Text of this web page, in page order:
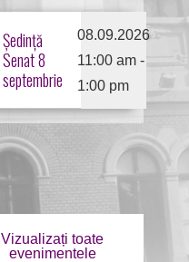
08.09.2026
11:00 am-
1:00 pm
Ședință
Senat 8
septembrie
Vizualizați toate
evenimentele